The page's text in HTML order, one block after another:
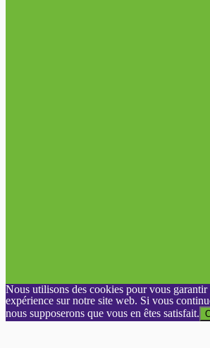
Nous utilisons des cookies pour vous
expérience sur notre site web. Si vous
nous supposerons que vous en êtes satisfait.